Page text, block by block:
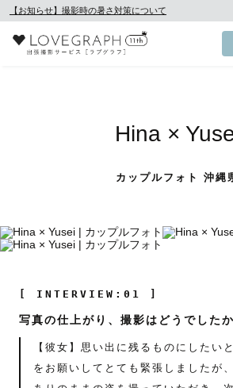
【お知らせ】撮影時の暑さ対策について
Hina ×
カップルフォト 沖縄
[ INTERVIEW:01 ]
写真の仕上がり、撮影はどうでしたか
【彼女】思い出に残るものにしたい
をお願いしてとても緊張しましたが